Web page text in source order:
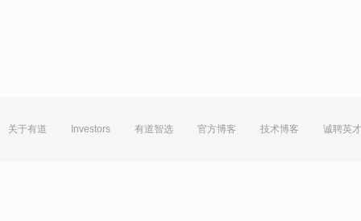
关于有道 Investors 有道智选 官方博客 技术博客 诚聘英才